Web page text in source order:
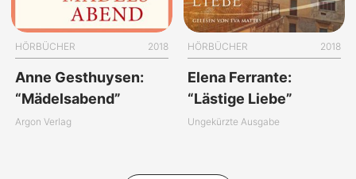
HÖRBÜCHER 2018
Anne Gesthuysen:
“Mädelsabend”
Argon Verlag
HÖRBÜCHER 2018
Elena Ferrante:
“Lästige Liebe”
Ungekürzte Ausgabe